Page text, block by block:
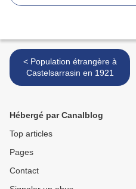
< Population étrangère à
Castelsarrasin en 1921
Hébergé par Canalblog
Top articles
Pages
Contact